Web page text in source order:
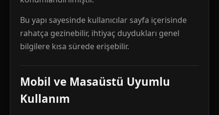
Bu yapı sayesinde kullanıcılar sayfa içerisinde
rahatça gezinebilir, ihtiyaç duydukları genel
bilgilere kısa sürede erişebilir.
Mobil ve Masaüstü Uyumlu
Kullanım